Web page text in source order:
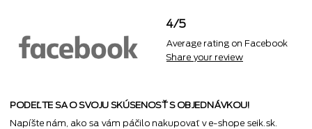
4/5
Average rating on Facebook
Share your review
PODEĽTE SA O SVOJU SKÚSENOSŤ S OBJEDNÁVKOU!
Napíšte nám, ako sa vám páčilo nakupovať v e-shope seik.sk.